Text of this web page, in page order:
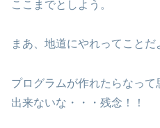
ここまでとしよう。
まあ、地道にやれってことだ
プログラムが作れたらなっ
出来ないな・・・残念！！